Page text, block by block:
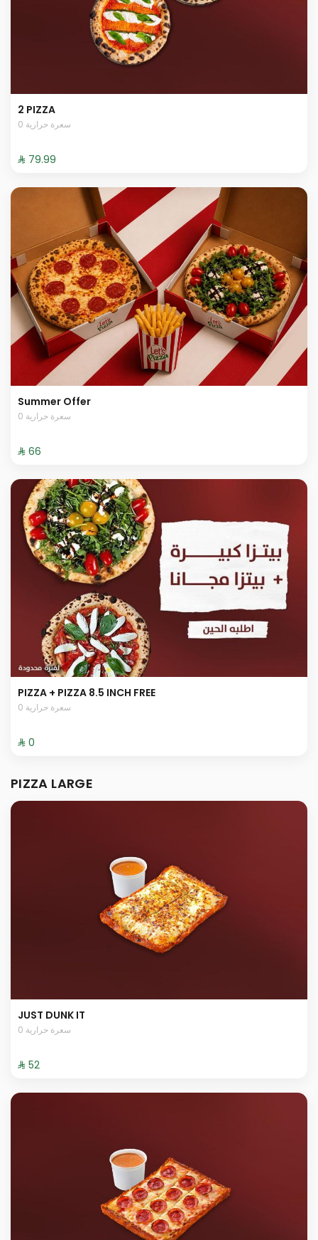
2 PIZZA
0 سعرة حرارية
⁨⁦‪‬ 79.99⁩
Summer Offer
0 سعرة حرارية
⁨⁦‪‬ 66⁩
PIZZA + PIZZA 8.5 INCH FREE
0 سعرة حرارية
⁨⁦‪‬ 0⁩
PIZZA LARGE
JUST DUNK IT
0 سعرة حرارية
⁨⁦‪‬ 52⁩